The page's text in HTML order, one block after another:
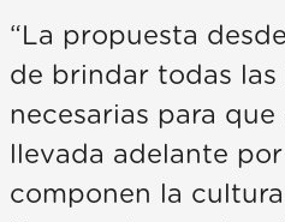
“La propuesta
de brindar todas las
necesarias para
llevada adelante
componen la